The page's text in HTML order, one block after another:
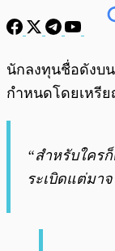
พร้อมเล่น
นักลงทุนชื่อดังบน
กำหนดโดยเหรีย
“สำหรับใคร
ระเบิดแต่มา